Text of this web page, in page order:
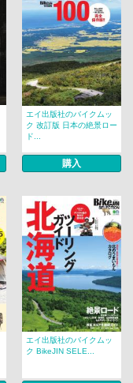
エイ出版社のバイクムッ
ク 改訂版 日本の絶景ロー
ド...
購入
エイ出版社のバイクムッ
ク BikeJIN SELE...